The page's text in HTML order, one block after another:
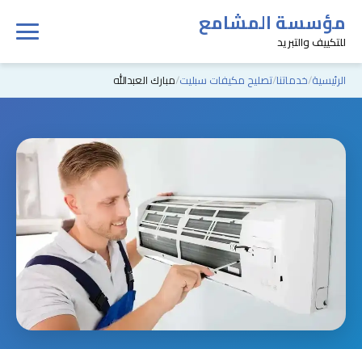
مؤسسة المشامع
للتكييف والتبريد
الرئيسية خدماتنا تصليح مكيفات سبليت مبارك العبدالله